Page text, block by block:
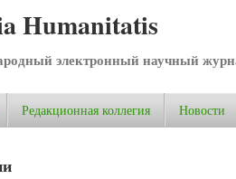
Humanitatis
электронный научный
Редакционная коллегия Новости